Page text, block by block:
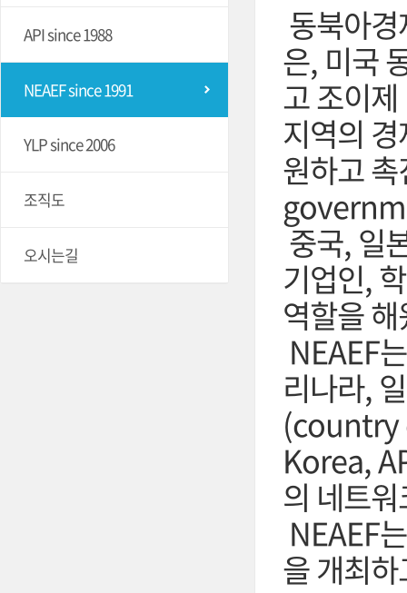
API since 1988
NEAEF since 1991
YLP since 2006
조직도
오시는길
동북아
은, 미국
고 조이
지역의
원하고
중국, 일
기업인,
역할을
NEAEF
리나라,
(country
Korea,
의 네트
NEAEF
을 개최